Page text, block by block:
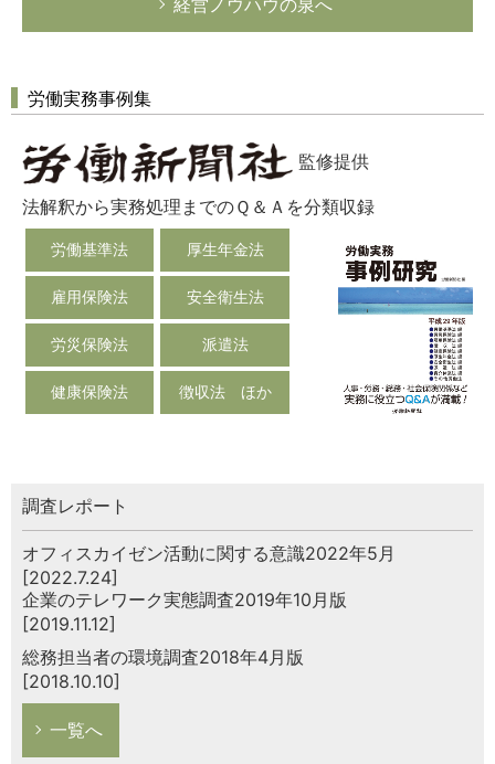
経営ノウハウの泉へ
労働実務事例集
監修提供
法解釈から実務処理までのＱ＆Ａを分類収録
労働基準法 厚生年金法
雇用保険法 安全衛生法
労災保険法 派遣法
健康保険法 徴収法 ほか
調査レポート
オフィスカイゼン活動に関する意識2022年5月
[2022.7.24]
企業のテレワーク実態調査2019年10月版
[2019.11.12]
総務担当者の環境調査2018年4月版
[2018.10.10]
一覧へ